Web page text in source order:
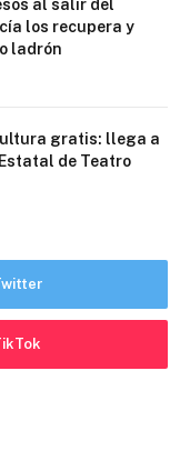
al salir del
los recupera y
ladrón
gratis: llega a
de Teatro